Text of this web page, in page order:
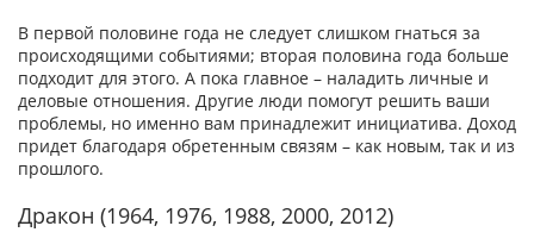
В первой половине года не следует слишком гнаться за
происходящими событиями; вторая половина года больше
подходит для этого. А пока главное – наладить личные и
деловые отношения. Другие люди помогут решить ваши
проблемы, но именно вам принадлежит инициатива. Доход
придет благодаря обретенным связям – как новым, так и из
прошлого.
Дракон (1964, 1976, 1988, 2000, 2012)